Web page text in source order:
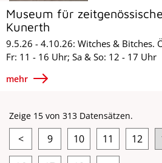
Museum für
Kunerth
9.5.26 - 4.10.26: Witches & Bitches.
Fr: 11 - 16 Uhr; Sa & So: 12 - 17 Uhr
mehr
Zeige 15 von 313 Datensätzen.
< 9 10 11 12